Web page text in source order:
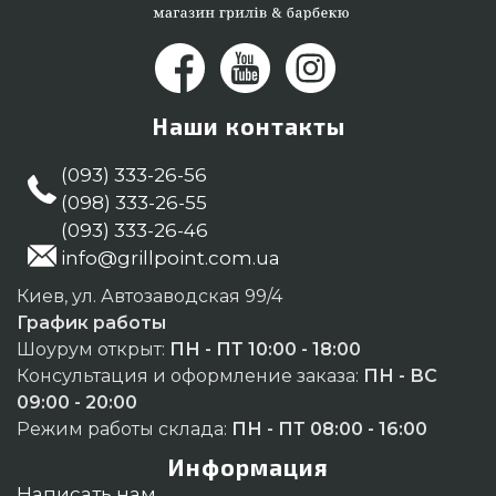
Наши контакты
(093) 333-26-56
(098) 333-26-55
(093) 333-26-46
info@grillpoint.com.ua
Киев, ул. Автозаводская 99/4
График работы
Шоурум открыт: ПН - ПТ 10:00 - 18:00
Консультация и оформление заказа: ПН - ВС
09:00 - 20:00
Режим работы склада: ПН - ПТ 08:00 - 16:00
Информация